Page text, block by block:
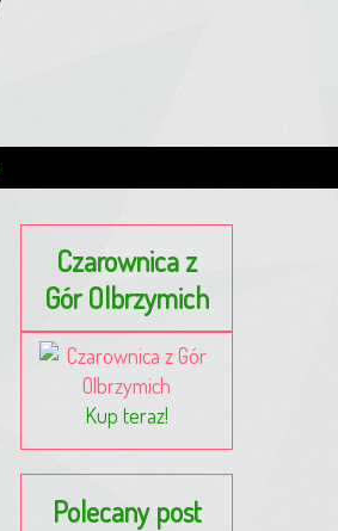
Czarownica z
Gór Olbrzymich
Kup teraz!
Polecany post